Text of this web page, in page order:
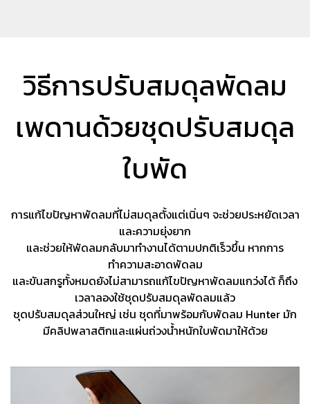
วิธีการปรับสมดุลพัดลม
เพดานด้วยชุดปรับสมดุล
ใบพัด
การแก้ไขปัญหาพัดลมที่ไม่สมดุลตั้งแต่เนิ่นๆ จะช่วยประหยัดเวลา
และความยุ่งยาก
และช่วยให้พัดลมกลับมาทำงานได้ตามปกติเร็วขึ้น หากการ
ทำความสะอาดพัดลม
และขันสกรูทั้งหมดยังไม่สามารถแก้ไขปัญหาพัดลมแกว่งได้ก็ถึง
เวลาลองใช้ชุดปรับสมดุลพัดลมแล้ว
ชุดปรับสมดุลส่วนใหญ่ เช่น ชุดที่มาพร้อมกับพัดลม Hunter มัก
มีคลิปพลาสติกและแผ่นถ่วงน้ำหนักใบพัดมาให้ด้วย